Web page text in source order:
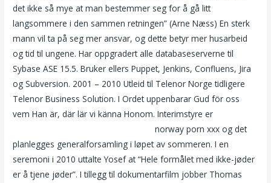
det ikke så mye at man bestemmer seg for å gå litt
langsommere i den sammen retningen” (Arne Næss) En sterk
mann vil ta på seg mer ansvar, og dette betyr mer husarbeid
og tid til ungene. Har oppgradert alle databaseserverne til
Sybase ASE 15.5. Bruker ellers Puppet, Jenkins, Confluens, Jira
og Subversion. 2001 – 2010 Utleid til Telenor Norge tidligere
Telenor Business Solution. I Ordet uppenbarar Gud för oss
vem Han är, där lär vi känna Honom. Interimstyre er
norway porn xxx og det
planlegges generalforsamling i løpet av sommeren. I en
seremoni i 2010 uttalte Yosef at “Hele formålet med ikke-jøder
er å tjene jøder”. I tillegg til dokumentarfilm jobber Thomas